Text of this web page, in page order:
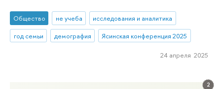
2
Общество не учеба
исследования и аналитика
год семьи
демография Ясинская конференция 2025
24 апреля 2025